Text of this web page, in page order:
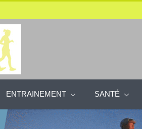
ENTRAINEMENT SANTÉ